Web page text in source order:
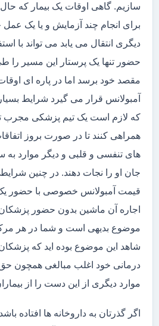
سازیم. گاهی اوقات یک بیمار که
برای انجام چند آزمایش و یا یک عمل
دیگری انتقال می یابد می تواند با
حضور تنها یک پرستار این مسیر را
مقصد خود برسد اما در پاره ای
آمبولانس قرار می گیرد شرایط
که لازم است یک تیم پزشکی مجرب تا
همراهی کنند تا در صورت بروز
های تنفسی و قلبی و دیگر موارد
جان او را نجات دهند. در چنین
قیمت آمبولانس خصوصی با حضور یک
اجاره آن ماشین بدون حضور پزشکان
موضوع بدیهی است و شما در هر
شاهد این موضوع بوده اید که
درمانی خود اغلب مبالغی همچون
موارد دیگری از این دست را از
اگر گذرتان به داروخانه ها افتاده